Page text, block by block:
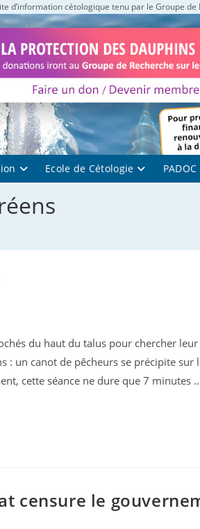
d’information cétologique tenu par le Groupe de
Ecole de Cétologie PADOC
du haut du talus pour chercher
: un canot de pêcheurs se précipite sur
cette séance ne dure que 7 minutes
censure le